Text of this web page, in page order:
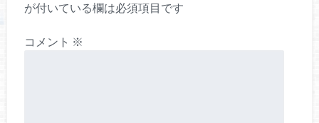
が付いている欄は必須項目です
コメント ※